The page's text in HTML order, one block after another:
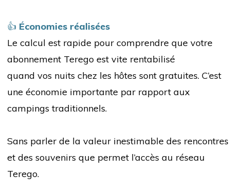
👍 Économies réalisées
Le calcul est rapide pour comprendre que votre
abonnement Terego est vite rentabilisé
quand vos nuits chez les hôtes sont gratuites. C’est
une économie importante par rapport aux
campings traditionnels.
Sans parler de la valeur inestimable des rencontres
et des souvenirs que permet l’accès au réseau
Terego.